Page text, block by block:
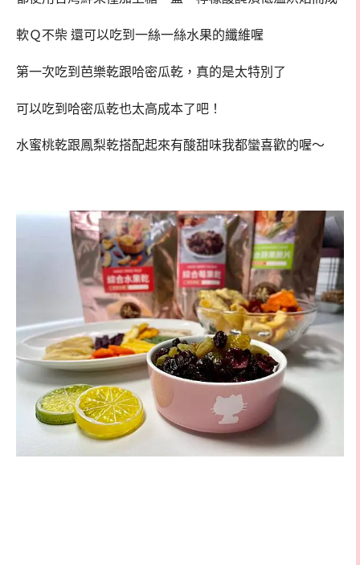
軟Ｑ不柴 還可以吃到一絲一絲水果的纖維喔
第一次吃到芭樂乾跟哈密瓜乾，真的是太特別了
可以吃到哈密瓜乾也太高成本了吧！
水蜜桃乾跟鳳梨乾搭配起來有酸甜味我都蠻喜歡的喔～